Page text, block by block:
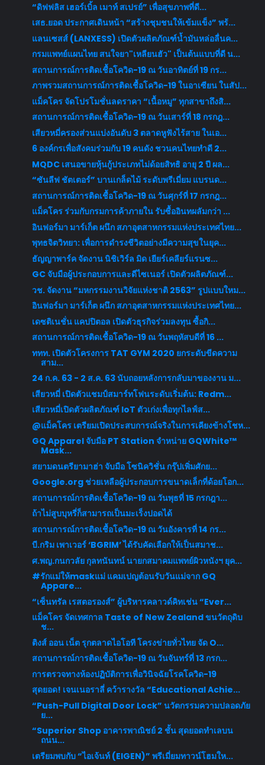
“ดิฟฟลิส เฮอร์เบิ้ล เมาท์ สเปรย์” เพื่อสุขภาพที่ดี...
เสธ.ยอด ประกาศเดินหน้า “สร้างชุมชนให้เข้มแข็ง” พร้...
แลนเซสส์ (LANXESS) เปิดตัวผลิตภัณฑ์น้ำมันหล่อลื่นค...
กรมแพทย์แผนไทย สนใจยา"เหลียนฮัว" เป็นต้นแบบที่ดี น...
สถานการณ์การติดเชื้อโควิด-19 ณ วันอาทิตย์ที่ 19 กร...
ภาพรวมสถานการณ์การติดเชื้อโควิด-19 ในอาเซียน ในสัป...
แม็คโคร จัดโปรโมชั่นลดราคา “เนื้อหมู” ทุกสาขาถึงสิ...
สถานการณ์การติดเชื้อโควิด-19 ณ วันเสาร์ที่ 18 กรกฎ...
เสียวหมี่ครองส่วนแบ่งอันดับ 3 ตลาดหูฟังไร้สาย ในเอ...
6 องค์กรเพื่อสังคมร่วมกับ 19 คนดัง ชวนคนไทยทำดี 2...
MQDC เสนอขายหุ้นกู้ประเภทไม่ด้อยสิทธิ อายุ 2 ปี ผล...
“ซันลีฟ ชัตเตอร์” บานเกล็ดไม้ ระดับพรีเมี่ยม แบรนด...
สถานการณ์การติดเชื้อโควิด-19 ณ วันศุกร์ที่ 17 กรกฎ...
แม็คโคร ร่วมกับกรมการค้าภายใน รับซื้ออินทผลัมกว่า ...
อินฟอร์มา มาร์เก็ต ผนึก สภาอุตสาหกรรมแห่งประเทศไทย...
พุทธจิตวิทยา: เพื่อการดำรงชีวิตอย่างมีความสุขในยุค...
ธัญญาพาร์ค จัดงาน นิชิเวิร์ล มิด เยียร์เคลียร์แรนซ...
GC จับมือผู้ประกอบการและดีไซเนอร์ เปิดตัวผลิตภัณฑ์...
วช. จัดงาน “มหกรรมงานวิจัยแห่งชาติ 2563” รูปแบบใหม...
อินฟอร์มา มาร์เก็ต ผนึก สภาอุตสาหกรรมแห่งประเทศไทย...
เดซติเนชั่น แคปปิตอล เปิดตัวธุรกิจร่วมลงทุน ซื้อกิ...
สถานการณ์การติดเชื้อโควิด-19 ณ วันพฤหัสบดีที่ 16 ...
ททท. เปิดตัวโครงการ TAT GYM 2020 ยกระดับขีดความ
สาม...
24 ก.ค. 63 - 2 ส.ค. 63 นับถอยหลังการกลับมาของงาน ม...
เสียวหมี่ เปิดตัวแชมป์สมาร์ทโฟนระดับเริ่มต้น: Redm...
เสียวหมี่เปิดตัวผลิตภัณฑ์ IoT ตัวเก่งเพื่อทุกไลฟ์ส...
@แม็คโคร เตรียมเปิดประสบการณ์จริงในการเคียงข้างโชห...
GQ Apparel จับมือ PT Station จำหน่าย GQWhite™
Mask...
สยามดนตรียามาฮ่า จับมือ โซนิควิชั่น กรุ๊ปเพิ่มศักย...
Google.org ช่วยเหลือผู้ประกอบการขนาดเล็กที่ด้อยโอก...
สถานการณ์การติดเชื้อโควิด-19 ณ วันพุธที่ 15 กรกฎา...
ถ้าไม่สูบบุหรี่ก็สามารถเป็นมะเร็งปอดได้
สถานการณ์การติดเชื้อโควิด-19 ณ วันอังคารที่ 14 กร...
บี.กริม เพาเวอร์ ‘BGRIM’ ได้รับคัดเลือกให้เป็นสมาช...
ศ.พญ.กนกวลัย กุลทนันทน์ นายกสมาคมแพทย์ผิวหนังฯ ยุค...
#รักแม่ให้maskแม่ แคมเปญต้อนรับวันแม่จาก GQ
Appare...
“เซ็นทรัล เรสตอรองส์” ผู้บริหารคลาวด์คิทเช่น “Ever...
แม็คโคร จัดเทศกาล Taste of New Zealand ขนวัตถุดิบ
ช...
ติงส์ ออน เน็ต รุกตลาดไอโอที โครงข่ายทั่วไทย จัด O...
สถานการณ์การติดเชื้อโควิด-19 ณ วันจันทร์ที่ 13 กรก...
การตรวจทางห้องปฏิบัติการเพื่อวินิจฉัยโรคโควิด-19
สุดยอด! เจนเนอราลี่ คว้ารางวัล “Educational Achie...
“Push-Pull Digital Door Lock” นวัตกรรมความปลอดภัย
ย...
“Superior Shop อาคารพาณิชย์ 2 ชั้น สุดยอดทำเลบน
ถนน...
เตรียมพบกับ “ไอเจ้นท์ (EIGEN)” พรีเมี่ยมทาวน์โฮมให...